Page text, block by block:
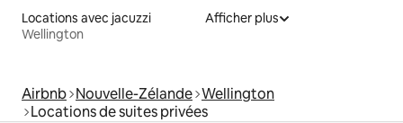
Locations avec jacuzzi
Wellington
Afficher plus
Airbnb Nouvelle-Zélande Wellington
Locations de suites privées